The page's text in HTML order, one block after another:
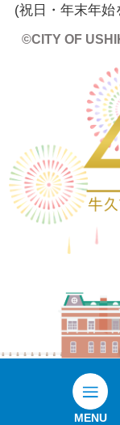
MENU
(祝日・年末年
©CITY OF